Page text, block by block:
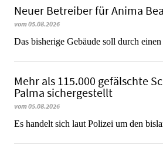
Neuer Betreiber für Anima
vom 05.08.2026
Das bisherige Gebäude soll durch
Mehr als 115.000 gefälschte
Palma sichergestellt
vom 05.08.2026
Es handelt sich laut Polizei um den